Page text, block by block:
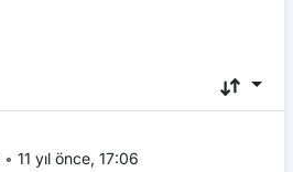
• 11 yıl önce, 17:06